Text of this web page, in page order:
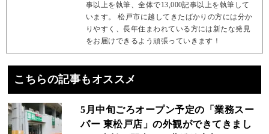
事以上を執筆、全体で13,000記事以上を執筆して
います。 松戸市に越してきたばかりの方には分か
りやすく、長年住まわれている方には新たな発見
をお届けできるよう頑張っていきます！
こちらの記事もオススメ
5月中旬ごろオープン予定の「業務スー
パー 東松戸店」の外観ができてきまし